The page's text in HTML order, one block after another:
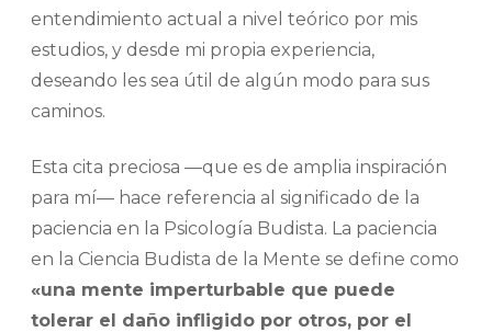
entendimiento actual a nivel teórico por mis
estudios, y desde mi propia experiencia,
deseando les sea útil de algún modo para sus
caminos.
Esta cita preciosa —que es de amplia inspiración
para mí— hace referencia al significado de la
paciencia en la Psicología Budista. La paciencia
en la Ciencia Budista de la Mente se define como
«una mente imperturbable que puede
tolerar el daño infligido por otros, por el